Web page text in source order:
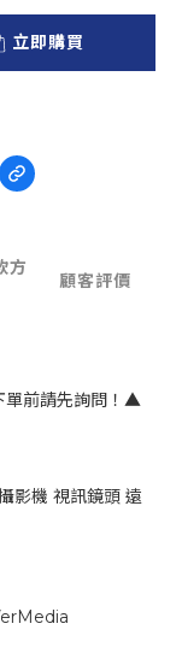
立即購買
方
顧客評價
單前請先詢問！▲
影機 視訊鏡頭 遠